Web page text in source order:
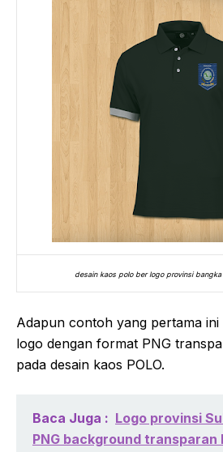
desain kaos polo ber logo provinsi
Adapun contoh yang pertama
logo dengan format PNG
pada desain kaos POLO.
Baca Juga : Logo provinsi
PNG background transparan